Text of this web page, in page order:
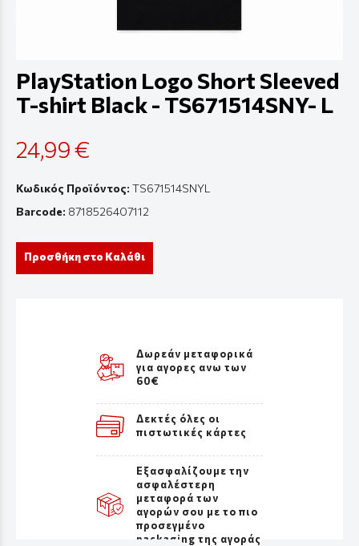
PlayStation Logo Short Sleeved
T-shirt Black - TS671514SNY- L
24,99 €
Κωδικός Προϊόντος: TS671514SNYL
Barcode: 8718526407112
Προσθήκη στο Καλάθι
Δωρεάν μεταφορικά
για αγορες ανω των
60€
Δεκτές όλες οι
πιστωτικές κάρτες
Εξασφαλίζουμε την
ασφαλέστερη
μεταφορά των
αγορών σου με το πιο
προσεγμένο
packaging της αγοράς